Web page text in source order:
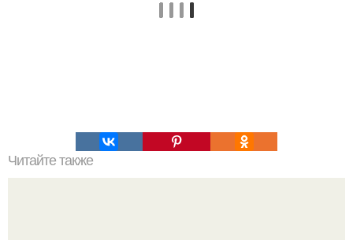
Читайте также